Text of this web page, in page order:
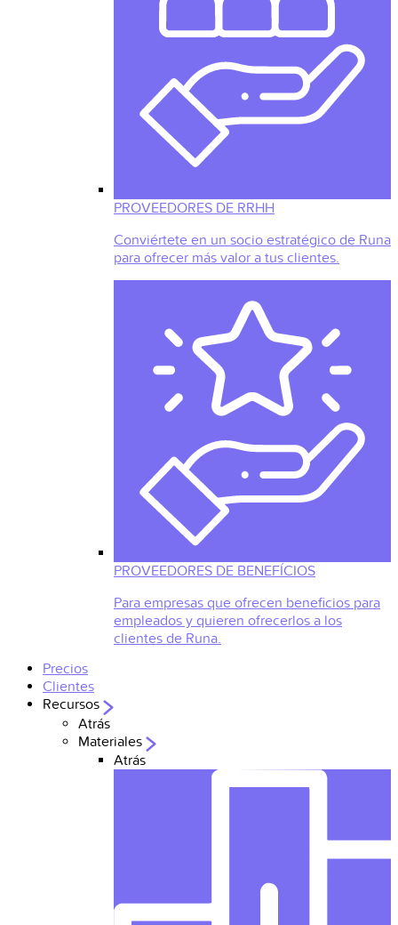
PROVEEDORES DE RRHH
Conviértete en un socio estratégico de Runa
para ofrecer más valor a tus clientes.
PROVEEDORES DE BENEFÍCIOS
Para empresas que ofrecen beneficios para
empleados y quieren ofrecerlos a los
clientes de Runa.
Precios
Clientes
Recursos
Atrás
Materiales
Atrás